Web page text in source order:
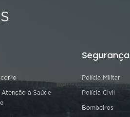
à Saúde
Segurança
Polícia Militar
Polícia Civil
Bombeiros